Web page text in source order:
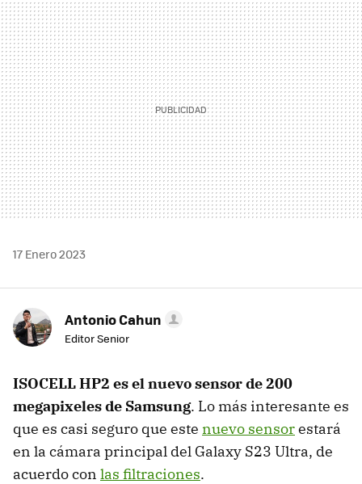
MAIL
17 Enero 2023
Antonio Cahun
Editor Senior
ISOCELL HP2 es el nuevo sensor de 200
megapixeles de Samsung. Lo más interesante es
que es casi seguro que este nuevo sensorestará
en la cámara principal del Galaxy S23 Ultra, de
acuerdo con las filtraciones.